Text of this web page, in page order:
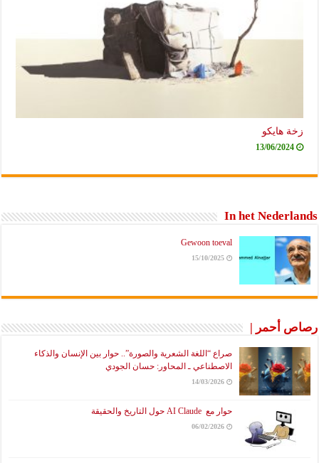
زخة هايكو
13/06/2024
In het Nederlands
Gewoon toeval
15/10/2025
رصاص أحمر |
صراع “اللغة الشعرية والصورة”.. حوار بين الإنسان والذكاء
الاصطناعي ـ المحاور: حسان الجودي
14/03/2026
حوار مع AI Claude حول التاريخ والحقيقة
06/02/2026